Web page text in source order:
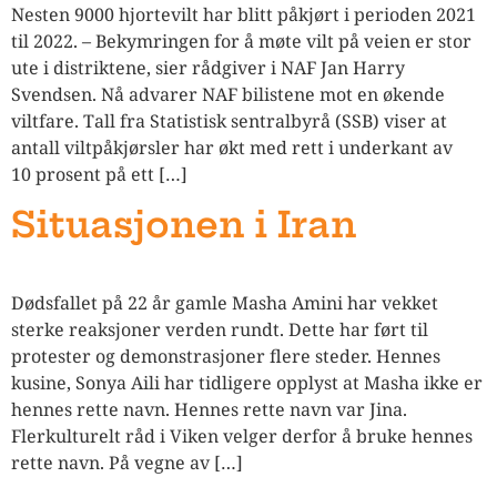
Nesten 9000 hjortevilt har blitt påkjørt i perioden 2021
til 2022. – Bekymringen for å møte vilt på veien er stor
ute i distriktene, sier rådgiver i NAF Jan Harry
Svendsen. Nå advarer NAF bilistene mot en økende
viltfare. Tall fra Statistisk sentralbyrå (SSB) viser at
antall viltpåkjørsler har økt med rett i underkant av
10 prosent på ett […]
Situasjonen i Iran
Dødsfallet på 22 år gamle Masha Amini har vekket
sterke reaksjoner verden rundt. Dette har ført til
protester og demonstrasjoner flere steder. Hennes
kusine, Sonya Aili har tidligere opplyst at Masha ikke er
hennes rette navn. Hennes rette navn var Jina.
Flerkulturelt råd i Viken velger derfor å bruke hennes
rette navn. På vegne av […]